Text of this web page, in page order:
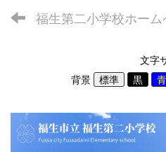
福生第二小学校ホーム
文字
背景